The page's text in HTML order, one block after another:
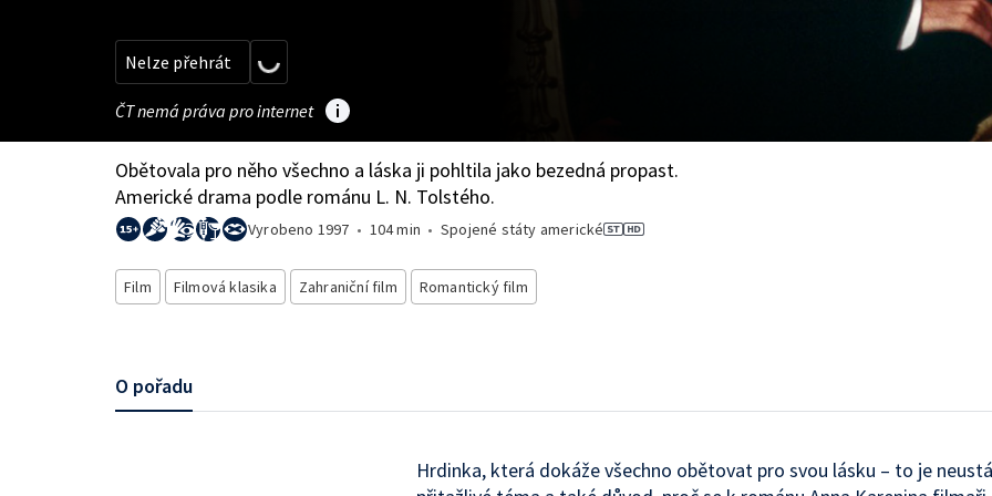
Nelze přehrát
ČT nemá práva pro internet
Obětovala pro něho všechno a láska ji pohltila jako bezedná propast.
Americké drama podle románu L. N. Tolstého.
Vyrobeno 1997 • 104 min •Spojené státy americké
Film Filmová klasika Zahraniční film Romantický film
O pořadu
Hrdinka, která dokáže všechno obětovat pro svou lásku – to je